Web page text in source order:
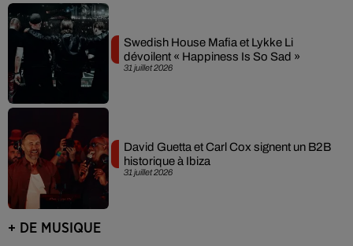
31 juillet 2026
Swedish House Mafia et Lykke Li
dévoilent « Happiness Is So Sad »
31 juillet 2026
David Guetta et Carl Cox signent un B2B
historique à Ibiza
+ DE MUSIQUE